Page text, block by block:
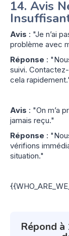
14. Avis
Avis : "Je n’ai
problème avec
Réponse :
suivi.
cela
Avis : "On m’a
jamais reçu."
Réponse :
vérifions
situation."
Répond